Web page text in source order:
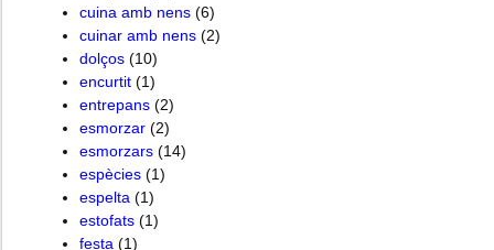
cuina amb nens (6)
cuinar amb nens (2)
dolços (10)
encurtit (1)
entrepans (2)
esmorzar (2)
esmorzars (14)
espècies (1)
espelta (1)
estofats (1)
festa (1)